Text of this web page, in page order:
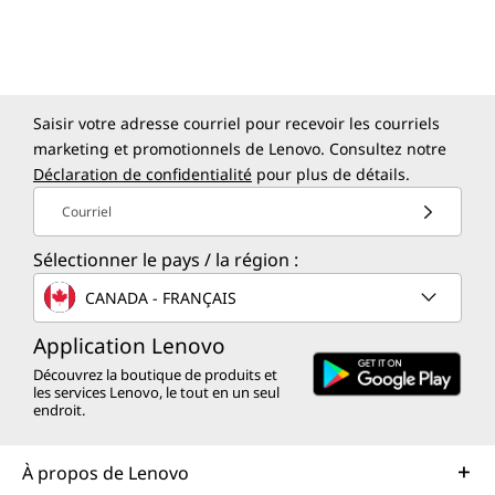
multicouche pour bloquer les cyberattaques et
les ransomwares. Sécurisez votre PC
physiquement avec la fente de sécurité, le
châssis e-lock et plus encore.
5,74 pouces x 11,65 pouces
Poids
À partir de 5,7 kgs / 12,56 lbs
Couleur
Eclipse Black
Les spécifications peuvent varier selon la région/le modèle et la
disponibilité
Matériau
Saisir votre adresse courriel pour recevoir les courriels
marketing et promotionnels de Lenovo. Consultez notre
Déclaration de confidentialité pour plus de détails.
Courriel
Sélectionner le pays / la région :
CANADA - FRANÇAIS
Application Lenovo
Découvrez la boutique de produits et
les services Lenovo, le tout en un seul
endroit.
À propos de Lenovo